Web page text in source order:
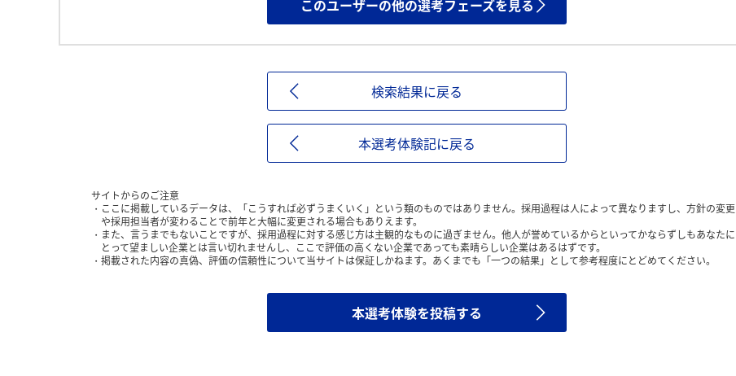
このユーザーの他の選考フェーズを見る
検索結果に戻る
本選考体験記に戻る
サイトからのご注意
ここに掲載しているデータは、「こうすれば必ずうまくいく」という類のものではありません。採用過程は人によって異なりますし、方針の変更
や採用担当者が変わることで前年と大幅に変更される場合もありえます。
また、言うまでもないことですが、採用過程に対する感じ方は主観的なものに過ぎません。他人が誉めているからといってかならずしもあなたに
とって望ましい企業とは言い切れませんし、ここで評価の高くない企業であっても素晴らしい企業はあるはずです。
掲載された内容の真偽、評価の信頼性について当サイトは保証しかねます。あくまでも「一つの結果」として参考程度にとどめてください。
本選考体験を投稿する